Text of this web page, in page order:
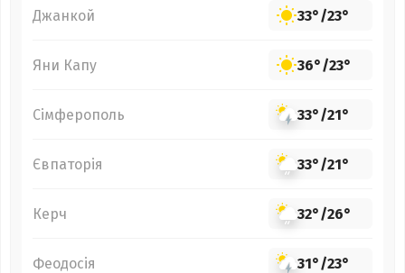
Джанкой 33°/23°
Яни Капу 36°/23°
Сімферополь 33°/21°
Євпаторія 33°/21°
Керч 32°/26°
Феодосія 31°/23°